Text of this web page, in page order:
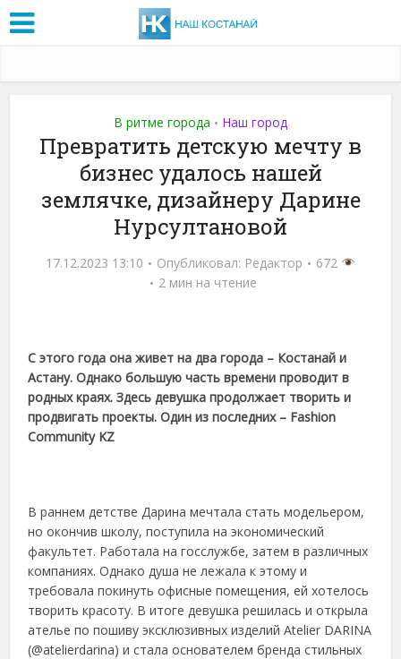
В ритме города • Наш город
Превратить детскую мечту в
бизнес удалось нашей
землячке, дизайнеру Дарине
Нурсултановой
17.12.2023 13:10 Опубликовал: Редактор
672
2 мин на чтение
С этого года она живет на два города – Костанай и
Астану. Однако большую часть времени проводит в
родных краях. Здесь девушка продолжает творить и
продвигать проекты. Один из последних – Fashion
Community KZ
В раннем детстве Дарина мечтала стать модельером,
но окончив школу, поступила на экономический
факультет. Работала на госслужбе, затем в различных
компаниях. Однако душа не лежала к этому и
требовала покинуть офисные помещения, ей хотелось
творить красоту. В итоге девушка решилась и открыла
ателье по пошиву эксклюзивных изделий Atelier DARINA
(@atelierdarina) и стала основателем бренда стильных